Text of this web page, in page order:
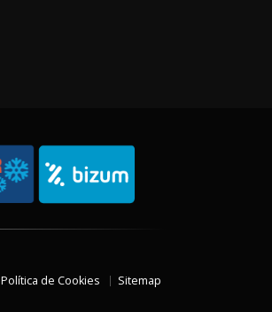
Política de Cookies Sitemap